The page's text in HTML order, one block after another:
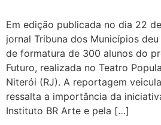
Em edição publicada no dia 22
jornal Tribuna dos Municípios
de formatura de 300 alunos do
Futuro, realizada no Teatro
Niterói (RJ). A reportagem
ressalta a importância da
Instituto BR Arte e pela […]